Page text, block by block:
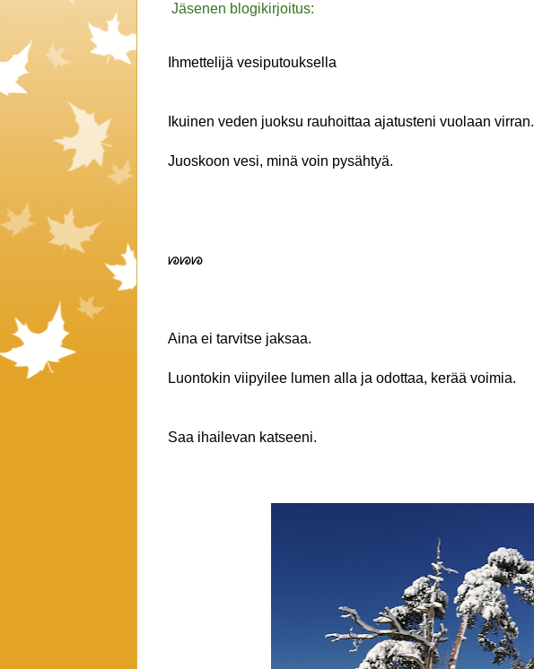
Jäsenen blogikirjoitus:
Ihmettelijä vesiputouksella
Ikuinen veden juoksu rauhoittaa ajatusteni vuolaan virran.
Juoskoon vesi, minä voin pysähtyä.
ᘘᘘᘘ
Aina ei tarvitse jaksaa.
Luontokin viipyilee lumen alla ja odottaa, kerää voimia.
Saa ihailevan katseeni.